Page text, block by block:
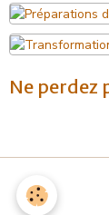
Ne perdez